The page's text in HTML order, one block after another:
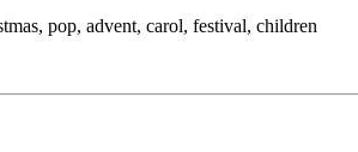
pop, advent, carol, festival, children